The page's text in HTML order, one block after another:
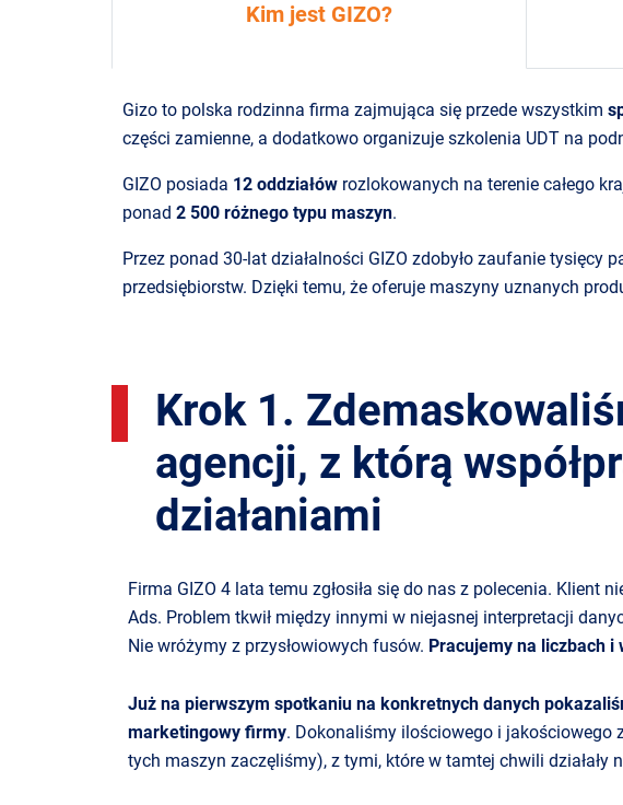
Kim jest GIZO?
Gizo to polska rodzinna firma zajmująca się przede wszystkim
części zamienne, a dodatkowo organizuje szkolenia UDT na
GIZO posiada 12 oddziałów rozlokowanych na terenie całego
ponad 2 500 różnego typu maszyn.
Przez ponad 30-lat działalności GIZO zdobyło zaufanie
przedsiębiorstw. Dzięki temu, że oferuje maszyny uznanych
Krok 1.
agencji, z którą
działaniami
Firma GIZO 4 lata temu zgłosiła się do nas z polecenia. Klient
Ads. Problem tkwił między innymi w niejasnej interpretacji
Nie wróżymy z przysłowiowych fusów. Pracujemy na liczbach i
Już na pierwszym spotkaniu na konkretnych danych
marketingowy firmy. Dokonaliśmy ilościowego i jakościowego
tych maszyn zaczęliśmy), z tymi, które w tamtej chwili działały